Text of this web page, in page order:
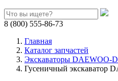
8 (800) 555-86-73
Главная
Каталог запчастей
Экскаваторы DAEWOO-
Гусеничный экскаватор